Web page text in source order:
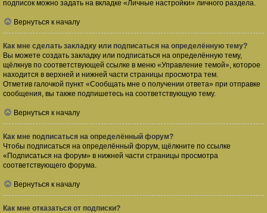
подписок можно задать на вкладке «Личные настройки» личного раздела.
Вернуться к началу
Как мне сделать закладку или подписаться на определённую тему?
Вы можете создать закладку или подписаться на определённую тему,
щёлкнув по соответствующей ссылке в меню «Управление темой», которое
находится в верхней и нижней части страницы просмотра тем.
Отметив галочкой пункт «Сообщать мне о получении ответа» при отправке
сообщения, вы также подпишетесь на соответствующую тему.
Вернуться к началу
Как мне подписаться на определённый форум?
Чтобы подписаться на определённый форум, щёлкните по ссылке
«Подписаться на форум» в нижней части страницы просмотра
соответствующего форума.
Вернуться к началу
Как мне отказаться от подписки?